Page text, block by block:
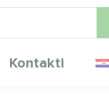
Kontakti